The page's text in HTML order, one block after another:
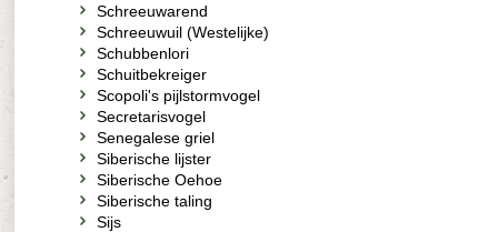
Schreeuwarend
Schreeuwuil (Westelijke)
Schubbenlori
Schuitbekreiger
Scopoli's pijlstormvogel
Secretarisvogel
Senegalese griel
Siberische lijster
Siberische Oehoe
Siberische taling
Sijs